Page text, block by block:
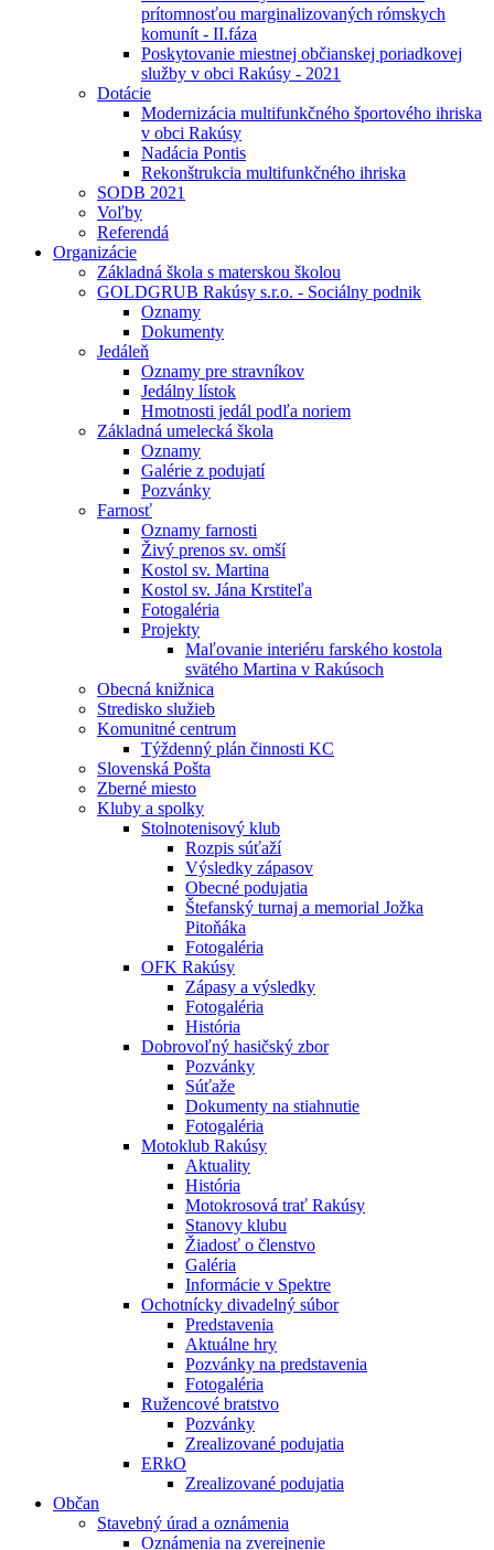
prítomnosťou marginalizovaných rómskych
komunít - II.fáza
Poskytovanie miestnej občianskej poriadkovej
služby v obci Rakúsy - 2021
Dotácie
Modernizácia multifunkčného športového ihriska
v obci Rakúsy
Nadácia Pontis
Rekonštrukcia multifunkčného ihriska
SODB 2021
Voľby
Referendá
Organizácie
Základná škola s materskou školou
GOLDGRUB Rakúsy s.r.o. - Sociálny podnik
Oznamy
Dokumenty
Jedáleň
Oznamy pre stravníkov
Jedálny lístok
Hmotnosti jedál podľa noriem
Základná umelecká škola
Oznamy
Galérie z podujatí
Pozvánky
Farnosť
Oznamy farnosti
Živý prenos sv. omší
Kostol sv. Martina
Kostol sv. Jána Krstiteľa
Fotogaléria
Projekty
Maľovanie interiéru farského kostola
svätého Martina v Rakúsoch
Obecná knižnica
Stredisko služieb
Komunitné centrum
Týždenný plán činnosti KC
Slovenská Pošta
Zberné miesto
Kluby a spolky
Stolnotenisový klub
Rozpis súťaží
Výsledky zápasov
Obecné podujatia
Štefanský turnaj a memorial Jožka
Pitoňáka
Fotogaléria
OFK Rakúsy
Zápasy a výsledky
Fotogaléria
História
Dobrovoľný hasičský zbor
Pozvánky
Súťaže
Dokumenty na stiahnutie
Fotogaléria
Motoklub Rakúsy
Aktuality
História
Motokrosová trať Rakúsy
Stanovy klubu
Žiadosť o členstvo
Galéria
Informácie v Spektre
Ochotnícky divadelný súbor
Predstavenia
Aktuálne hry
Pozvánky na predstavenia
Fotogaléria
Ružencové bratstvo
Pozvánky
Zrealizované podujatia
ERkO
Zrealizované podujatia
Občan
Stavebný úrad a oznámenia
Oznámenia na zverejnenie